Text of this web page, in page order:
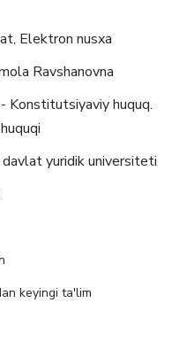
, Elektron nusxa
Ravshanovna
Konstitutsiyaviy huquq.
yuridik universiteti
keyingi ta'lim